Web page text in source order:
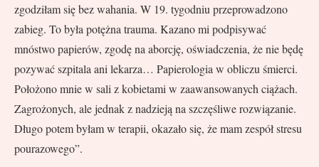
zgodziłam się bez wahania. W 19. tygodniu przeprowadzono
zabieg. To była potężna trauma. Kazano mi podpisywać
mnóstwo papierów, zgodę na aborcję, oświadczenia, że nie będę
pozywać szpitala ani lekarza… Papierologia w obliczu śmierci.
Położono mnie w sali z kobietami w zaawansowanych ciążach.
Zagrożonych, ale jednak z nadzieją na szczęśliwe rozwiązanie.
Długo potem byłam w terapii, okazało się, że mam zespół stresu
pourazowego”.